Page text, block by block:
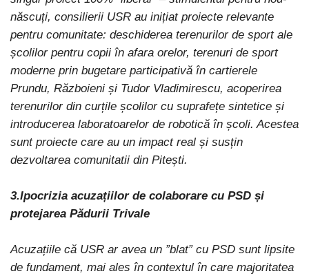
născuți, consilierii USR au inițiat proiecte relevante
pentru comunitate: deschiderea terenurilor de sport ale
școlilor pentru copii în afara orelor, terenuri de sport
moderne prin bugetare participativă în cartierele
Prundu, Războieni și Tudor Vladimirescu, acoperirea
terenurilor din curțile școlilor cu suprafețe sintetice și
introducerea laboratoarelor de robotică în școli. Acestea
sunt proiecte care au un impact real și susțin
dezvoltarea comunitatii din Pitești.
3.Ipocrizia acuzațiilor de colaborare cu PSD și
protejarea Pădurii Trivale
Acuzațiile că USR ar avea un ”blat” cu PSD sunt lipsite
de fundament, mai ales în contextul în care majoritatea